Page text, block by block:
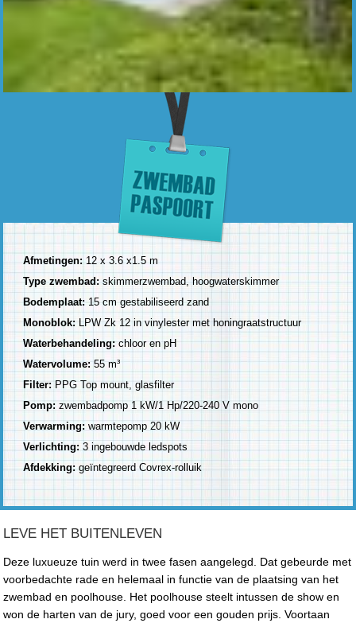
Afmetingen:12 x 3.6 x1.5 m
Type zwembad:skimmerzwembad, hoogwaterskimmer
Bodemplaat: 15 cm gestabiliseerd zand
Monoblok: LPW Zk 12 in vinylester met honingraatstructuur
Waterbehandeling:chloor en pH
Watervolume:55 m³
Filter: PPG Top mount, glasfilter
Pomp:zwembadpomp 1 kW/1 Hp/220-240 V mono
Verwarming:warmtepomp 20 kW
Verlichting:3 ingebouwde ledspots
Afdekking:geïntegreerd Covrex-rolluik
LEVE HET BUITENLEVEN
Deze luxueuze tuin werd in twee fasen aangelegd. Dat gebeurde met
voorbedachte rade en helemaal in functie van de plaatsing van het
zwembad en poolhouse. Het poolhouse steelt intussen de show en
won de harten van de jury, goed voor een gouden prijs. Voortaan